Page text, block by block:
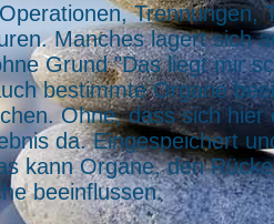
Trennungen,
Manches lagert sich
Grund "Das liegt mir
bestimmte Organe
Ohne, dass sich hier
da. Eingespeichert
kann Organe, den
beeinflussen.